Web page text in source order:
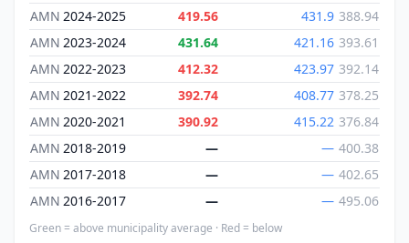
AMN 2024-2025 419.56 431.9 388.94
AMN 2023-2024 431.64 421.16 393.61
AMN 2022-2023 412.32 423.97 392.14
AMN 2021-2022 392.74 408.77 378.25
AMN 2020-2021 390.92 415.22 376.84
AMN 2018-2019 — — 400.38
AMN 2017-2018 — — 402.65
AMN 2016-2017 — — 495.06
Green = above municipality average · Red = below